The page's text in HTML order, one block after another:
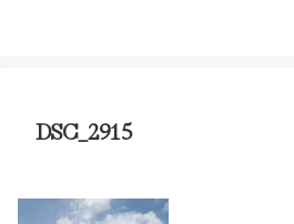
DSC_2915